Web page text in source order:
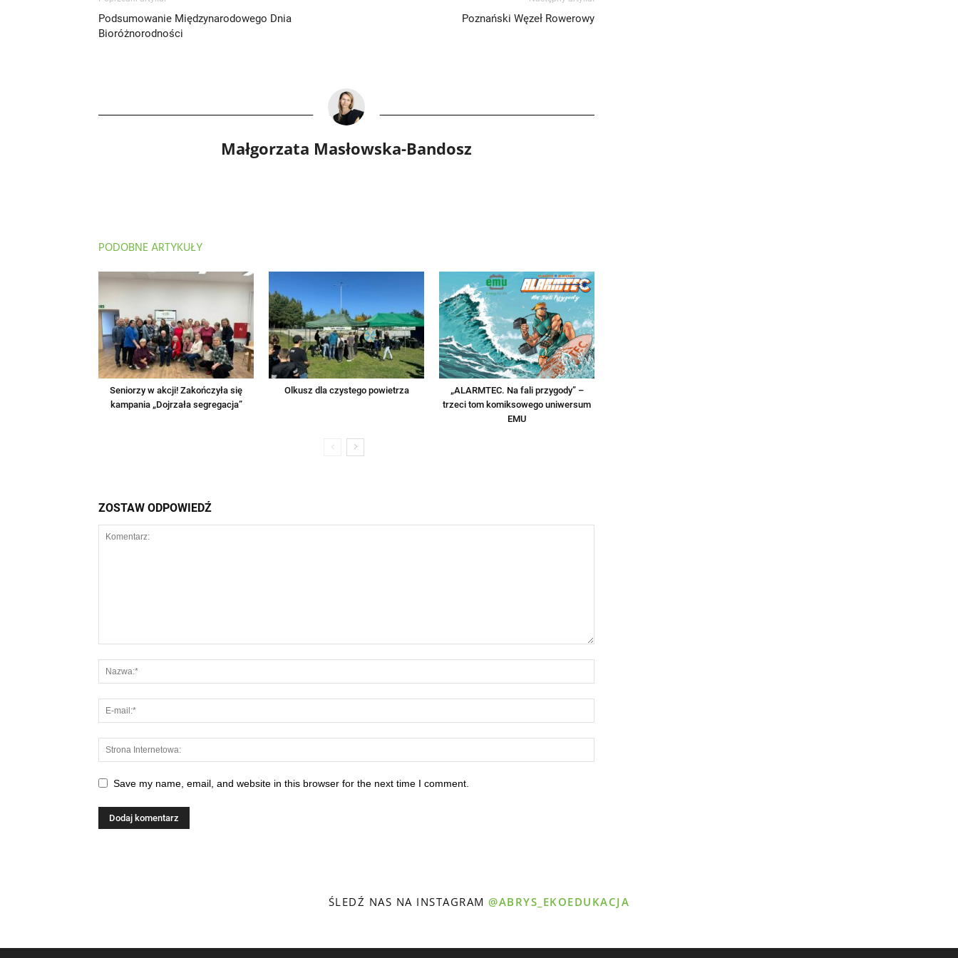
Podsumowanie Międzynarodowego Dnia
Bioróżnorodności
Poznański Węzeł Rowerowy
Małgorzata Masłowska-Bandosz
PODOBNE ARTYKUŁY
Seniorzy w akcji! Zakończyła się
kampania „Dojrzała segregacja”
Olkusz dla czystego powietrza
„ALARMTEC. Na fali przygody” –
trzeci tom komiksowego uniwersum
EMU
ZOSTAW ODPOWIEDŹ
Save my name, email, and website in this browser for the next time I comment.
ŚLEDŹ NAS NA INSTAGRAM@ABRYS_EKOEDUKACJA